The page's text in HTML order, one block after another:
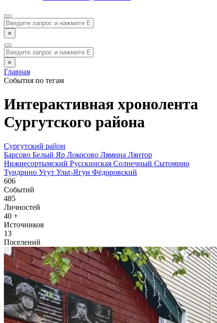
×
×
Главная
События по тегам
Интерактивная хронолента
Сургутского района
Сургутский район
Барсово Белый Яр Локосово Лямина Лянтор
Нижнесортымский Русскинская Солнечный Сытомино
Тундрино Угут Ульт-Ягун Фёдоровский
606
Событий
485
Личностей
40 +
Источников
13
Поселений